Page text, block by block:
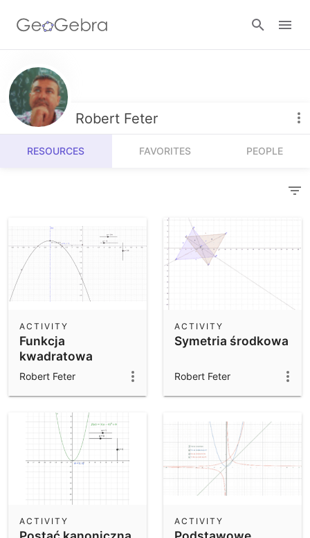
Resources
Number Sense
Algebra
Measurement
Operations
Probability and Statistics
Community Resources
Get started with our Resources
Calculators
Geometry
3D Calculator
Notes
App Downloads
Get started with the GeoGebra Apps
Sign in
Robert Feter
RESOURCES FAVORITES PEOPLE
Funkcja
kwadratowa
podstawy 2022-
ACTIVITY
Robert Feter
Symetria środkowa
ACTIVITY
Robert Feter
ACTIVITY ACTIVITY